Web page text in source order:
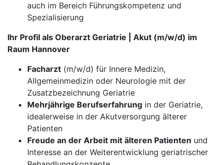
auch im Bereich Führungskompetenz und
Spezialisierung
Ihr Profil als Oberarzt Geriatrie | Akut (m/w/d) im
Raum Hannover
Facharzt (m/w/d) für Innere Medizin,
Allgemeinmedizin oder Neurologie mit der
Zusatzbezeichnung Geriatrie
Mehrjährige Berufserfahrung in der Geriatrie,
idealerweise in der Akutversorgung älterer
Patienten
Freude an der Arbeit mit älteren Patienten und
Interesse an der Weiterentwicklung geriatrischer